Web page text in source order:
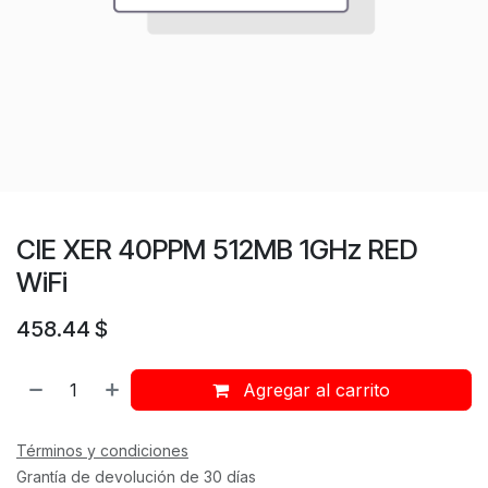
CIE XER 40PPM 512MB 1GHz RED
WiFi
458.44 $
Agregar al carrito
Términos y condiciones
Grantía de devolución de 30 días